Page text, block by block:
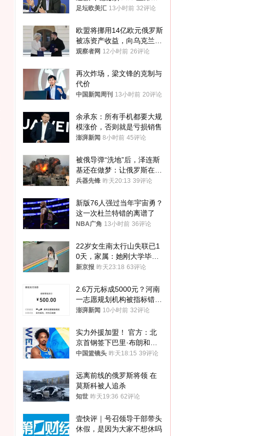
位
足坛欧美汇 13小时前 32评论
欧盟将挪用14亿欧元俄罗斯
被冻资产收益，向乌克兰提
供援助
观察者网 12小时前 26评论
再次炸场，梁文锋的克制与
代价
中国新闻周刊 13小时前 20评论
余承东：所有手机都要大规
模涨价，否则就是亏损销售
澎湃新闻 8小时前 45评论
被俄导弹“洗地”后，泽连斯
基还在做梦：让俄罗斯在冬
季前求和？
兵器先锋 昨天20:13 39评论
新版76人强过当年宇宙勇？
这一次杜兰特错的离谱了
NBA广角 13小时前 36评论
22岁女生南太行山失联已1
0天，家属：她刚大学毕业
想到山里旅行
新京报 昨天23:18 63评论
2.6万元标成5000元？河南
一志愿规划机构被指标错学
费致考生复读
澎湃新闻 10小时前 32评论
实力外援加盟！ 官方：北
京首钢签下巴里·布朗和桑
普森
中国篮镜头 昨天18:15 39评论
远离前线的俄罗斯将领 在
莫斯科被人追杀
知世 昨天19:36 62评论
壹快评｜号召领导干部带头
休假，是因为大家不想休吗